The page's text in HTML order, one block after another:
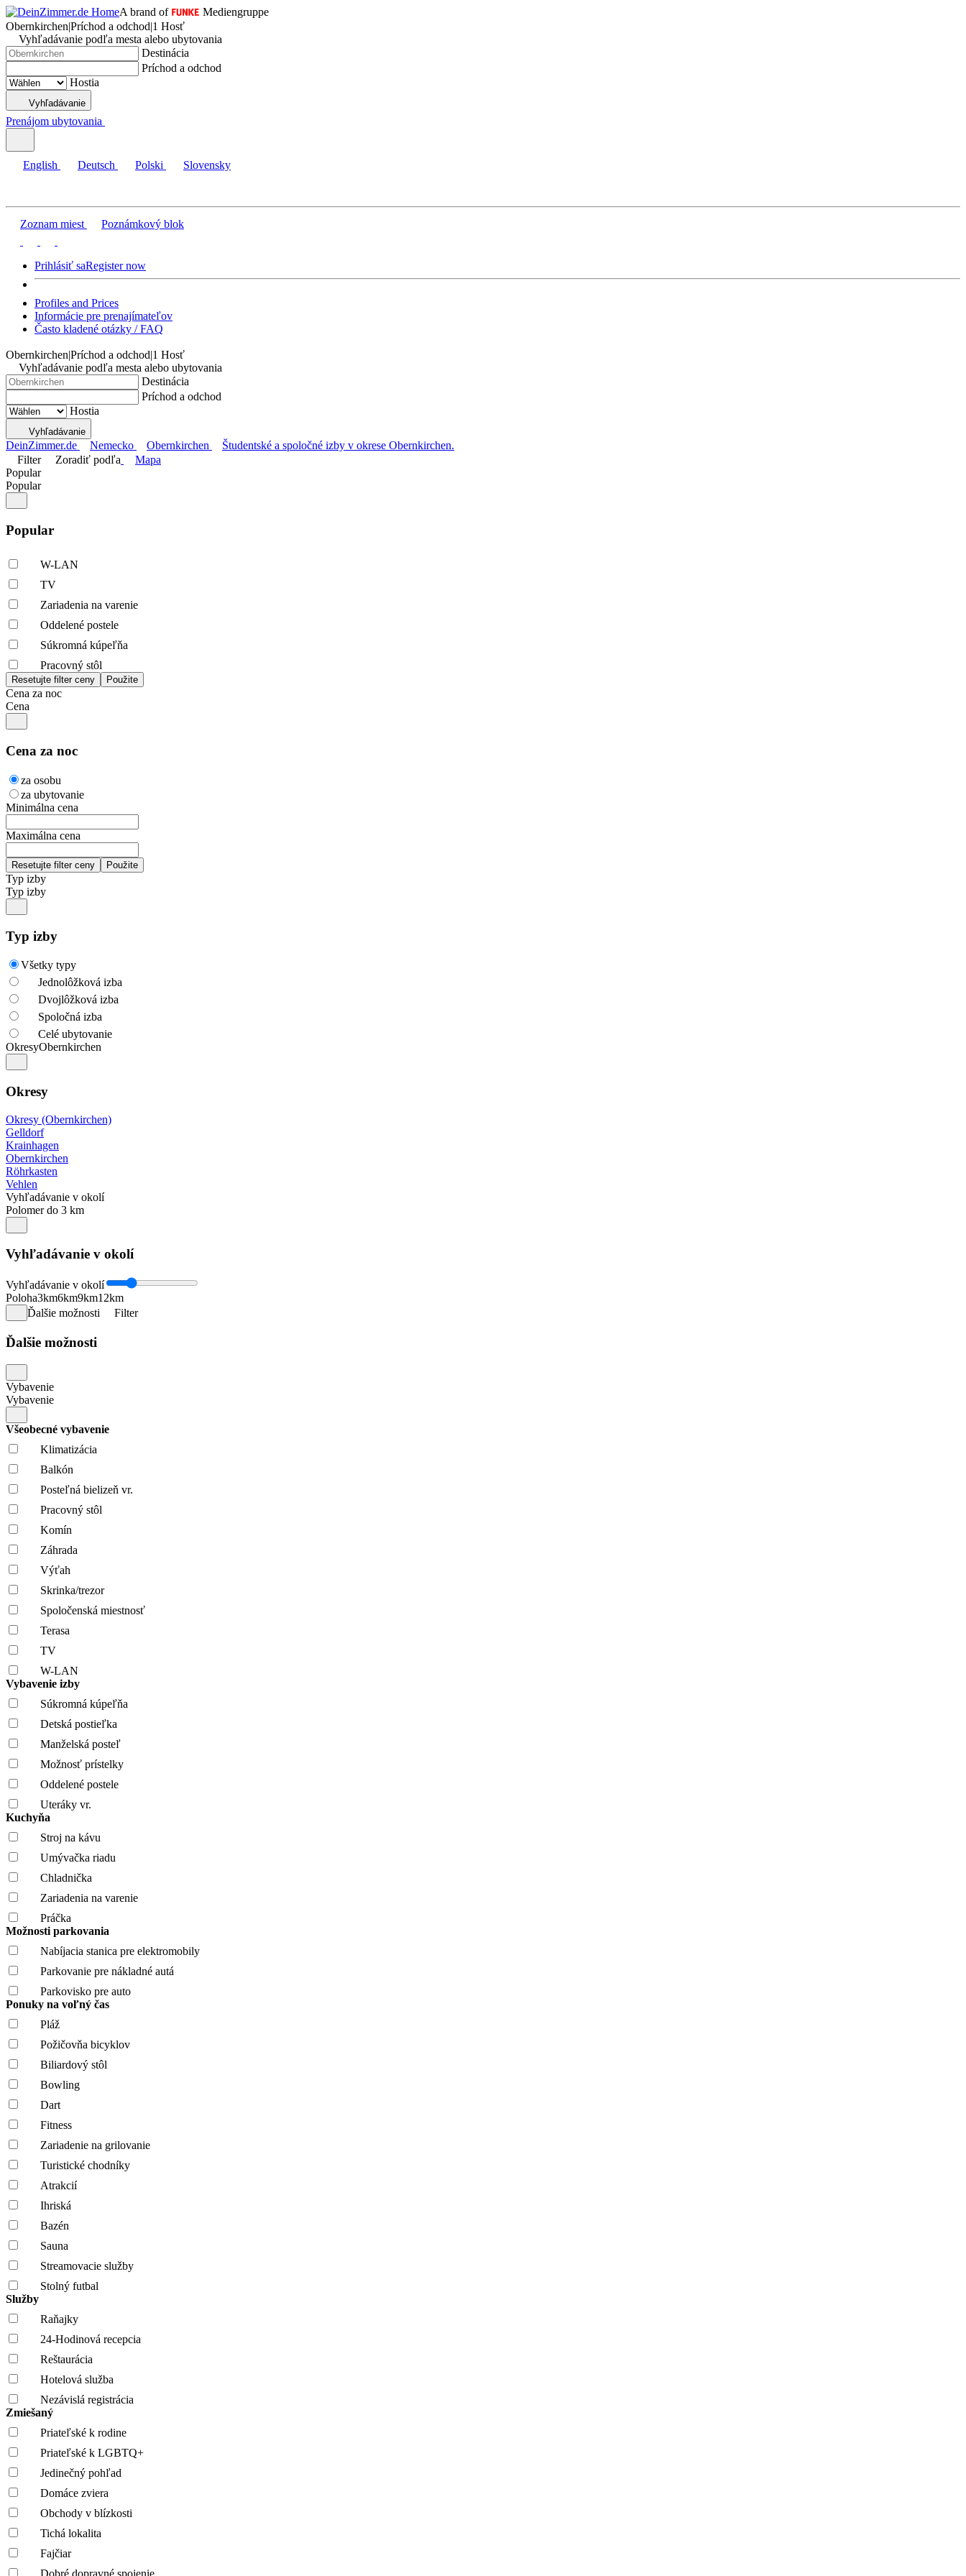
A brand of
Mediengruppe
Obernkirchen|Príchod a odchod|1 Hosť
Vyhľadávanie podľa mesta alebo ubytovania
Destinácia
Príchod a odchod
Hostia
Vyhľadávanie
Prenájom ubytovania
English Deutsch Polski Slovensky
Zoznam miest Poznámkový blok
Prihlásiť saRegister now
Profiles and Prices
Informácie pre prenajímateľov
Často kladené otázky / FAQ
Obernkirchen|Príchod a odchod|1 Hosť
Vyhľadávanie podľa mesta alebo ubytovania
Destinácia
Príchod a odchod
Hostia
Vyhľadávanie
DeinZimmer.de Nemecko Obernkirchen
Študentské a spoločné izby v okrese Obernkirchen.
Filter
Zoradiť podľa
Mapa
Popular
Popular
Popular
W-LAN
TV
Zariadenia na varenie
Oddelené postele
Súkromná kúpeľňa
Pracovný stôl
Cena za noc
Cena
Cena za noc
za osobu
za ubytovanie
Minimálna cena
Maximálna cena
Typ izby
Typ izby
Typ izby
Všetky typy
Jednolôžková izba
Dvojlôžková izba
Spoločná izba
Celé ubytovanie
OkresyObernkirchen
Okresy
Okresy (Obernkirchen)
Gelldorf
Krainhagen
Obernkirchen
Röhrkasten
Vehlen
Vyhľadávanie v okolí
Polomer do 3 km
Vyhľadávanie v okolí
Vyhľadávanie v okolí
Poloha3km6km9km12km
Ďalšie možnosti
Filter
Ďalšie možnosti
Vybavenie
Vybavenie
Všeobecné vybavenie
Klimatizácia
Balkón
Posteľná bielizeň vr.
Pracovný stôl
Komín
Záhrada
Výťah
Skrinka/trezor
Spoločenská miestnosť
Terasa
TV
W-LAN
Vybavenie izby
Súkromná kúpeľňa
Detská postieľka
Manželská posteľ
Možnosť prístelky
Oddelené postele
Uteráky vr.
Kuchyňa
Stroj na kávu
Umývačka riadu
Chladnička
Zariadenia na varenie
Práčka
Možnosti parkovania
Nabíjacia stanica pre elektromobily
Parkovanie pre nákladné autá
Parkovisko pre auto
Ponuky na voľný čas
Pláž
Požičovňa bicyklov
Biliardový stôl
Bowling
Dart
Fitness
Zariadenie na grilovanie
Turistické chodníky
Atrakcií
Ihriská
Bazén
Sauna
Streamovacie služby
Stolný futbal
Služby
Raňajky
24-Hodinová recepcia
Reštaurácia
Hotelová služba
Nezávislá registrácia
Zmiešaný
Priateľské k rodine
Priateľské k LGBTQ+
Jedinečný pohľad
Domáce zviera
Obchody v blízkosti
Tichá lokalita
Fajčiar
Dobré dopravné spojenie